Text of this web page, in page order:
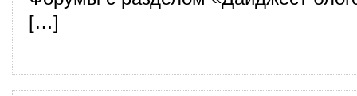
[…]